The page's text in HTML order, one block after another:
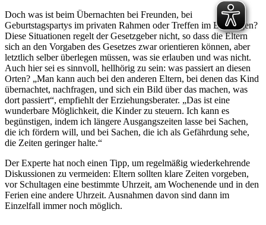
Doch was ist beim Übernachten bei Freunden, bei
Geburtstagspartys im privaten Rahmen oder Treffen im Bauwagen?
Diese Situationen regelt der Gesetzgeber nicht, so dass die Eltern
sich an den Vorgaben des Gesetzes zwar orientieren können, aber
letztlich selber überlegen müssen, was sie erlauben und was nicht.
Auch hier sei es sinnvoll, hellhörig zu sein: was passiert an diesen
Orten? „Man kann auch bei den anderen Eltern, bei denen das Kind
übernachtet, nachfragen, und sich ein Bild über das machen, was
dort passiert“, empfiehlt der Erziehungsberater. „Das ist eine
wunderbare Möglichkeit, die Kinder zu steuern. Ich kann es
begünstigen, indem ich längere Ausgangszeiten lasse bei Sachen,
die ich fördern will, und bei Sachen, die ich als Gefährdung sehe,
die Zeiten geringer halte.“
Der Experte hat noch einen Tipp, um regelmäßig wiederkehrende
Diskussionen zu vermeiden: Eltern sollten klare Zeiten vorgeben,
vor Schultagen eine bestimmte Uhrzeit, am Wochenende und in den
Ferien eine andere Uhrzeit. Ausnahmen davon sind dann im
Einzelfall immer noch möglich.